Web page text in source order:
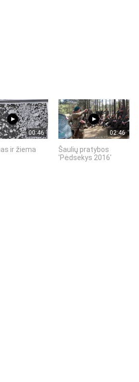
00:46
ir žiema
02:46
Šaulių pratybos
'Pėdsekys 2016'